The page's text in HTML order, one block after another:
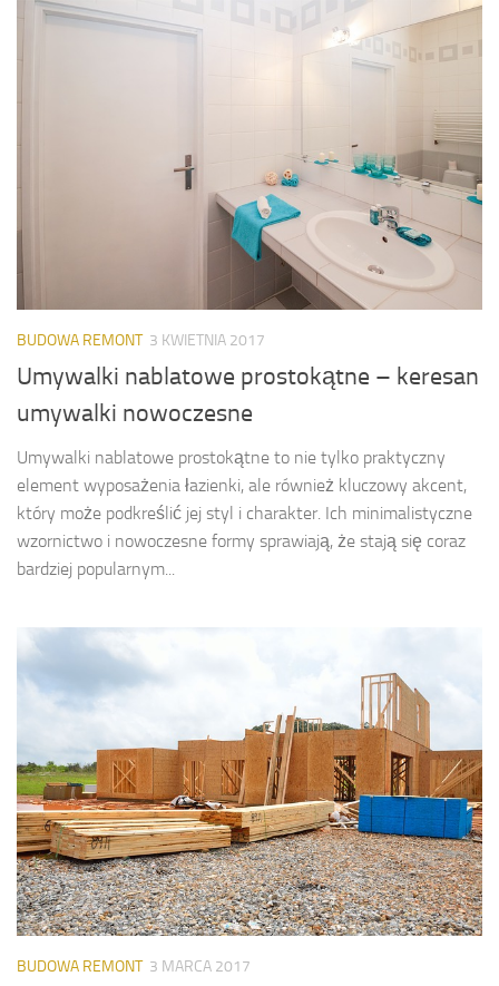
BUDOWA REMONT 3 KWIETNIA 2017
Umywalki nablatowe prostokątne – keresan
umywalki nowoczesne
Umywalki nablatowe prostokątne to nie tylko praktyczny
element wyposażenia łazienki, ale również kluczowy akcent,
który może podkreślić jej styl i charakter. Ich minimalistyczne
wzornictwo i nowoczesne formy sprawiają, że stają się coraz
bardziej popularnym...
BUDOWA REMONT 3 MARCA 2017